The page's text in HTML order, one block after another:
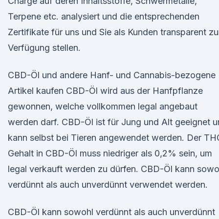
Terpene etc. analysiert und die entsprechenden
Zertifikate für uns und Sie als Kunden transparent
Verfügung stellen.
CBD-Öl und andere Hanf- und Cannabis-bezogene
Artikel kaufen CBD-Öl wird aus der Hanfpflanze
gewonnen, welche vollkommen legal angebaut
werden darf. CBD-Öl ist für Jung und Alt geeignet
kann selbst bei Tieren angewendet werden. Der
Gehalt in CBD-Öl muss niedriger als 0,2% sein, um
legal verkauft werden zu dürfen. CBD-Öl kann
verdünnt als auch unverdünnt verwendet werden.
CBD-Öl kann sowohl verdünnt als auch unverdünnt